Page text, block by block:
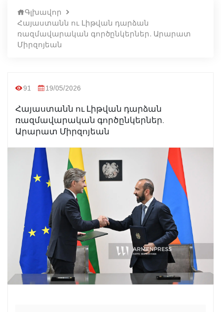
Գլխավոր
Հայաստանն ու Լիթվան դարձան
ռազմավարական գործընկերներ. Արարատ
Միրզոյեան
91 19/05/2026
Հայաստանն ու Լիթվան դարձան
ռազմավարական գործընկերներ.
Արարատ Միրզոյեան